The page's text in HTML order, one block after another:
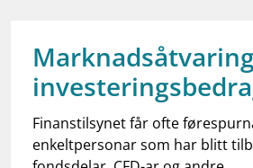
dashboardInformasjon for investorer
notifications_noneAbonner på nyhetsvarsel
Finanstilsynet får ofte
enkeltpersonar som har blitt